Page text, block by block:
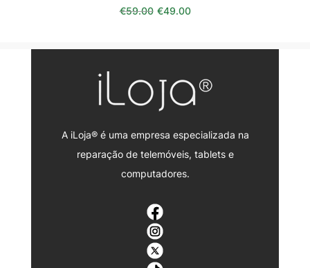
€59.00 O preço original era: €59.00.
€49.00O preço atual é:
A iLoja® é uma empresa especializada na
reparação de telemóveis, tablets e
computadores.